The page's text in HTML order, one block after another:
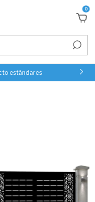
0
estándares